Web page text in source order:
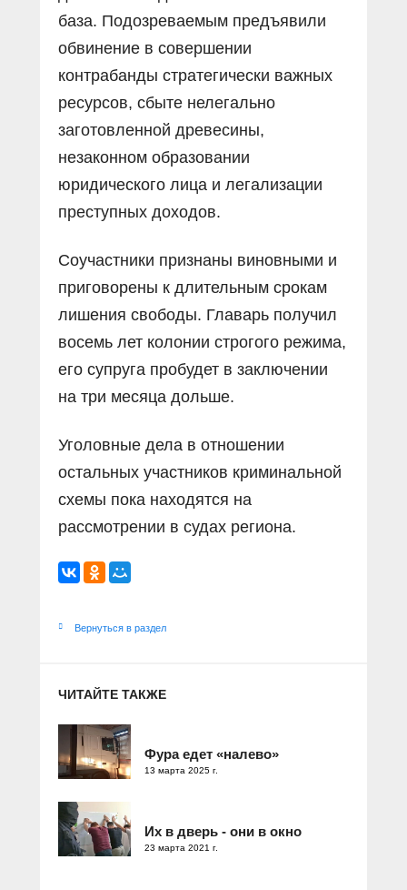
база. Подозреваемым предъявили
обвинение в совершении
контрабанды стратегически важных
ресурсов, сбыте нелегально
заготовленной древесины,
незаконном образовании
юридического лица и легализации
преступных доходов.
Соучастники признаны виновными и
приговорены к длительным срокам
лишения свободы. Главарь получил
восемь лет колонии строгого режима,
его супруга пробудет в заключении
на три месяца дольше.
Уголовные дела в отношении
остальных участников криминальной
схемы пока находятся на
рассмотрении в судах региона.
Вернуться в раздел
ЧИТАЙТЕ ТАКЖЕ
Фура едет «налево»
13 марта 2025 г.
Их в дверь - они в окно
23 марта 2021 г.